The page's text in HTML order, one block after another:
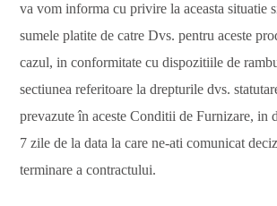
va vom informa cu privire la aceasta situatie
sumele platite de catre Dvs. pentru aceste
cazul, in conformitate cu dispozitiile de
sectiunea referitoare la drepturile dvs.
prevazute în aceste Conditii de Furnizare, in
7 zile de la data la care ne-ati comunicat
terminare a contractului.